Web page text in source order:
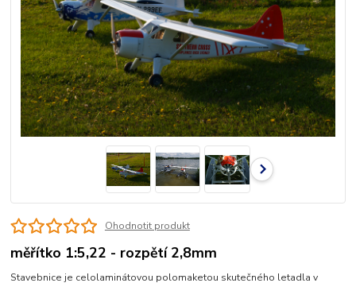
Ohodnotit produkt
měřítko 1:5,22 - rozpětí 2,8mm
Stavebnice je celolaminátovou polomaketou skutečného letadla v